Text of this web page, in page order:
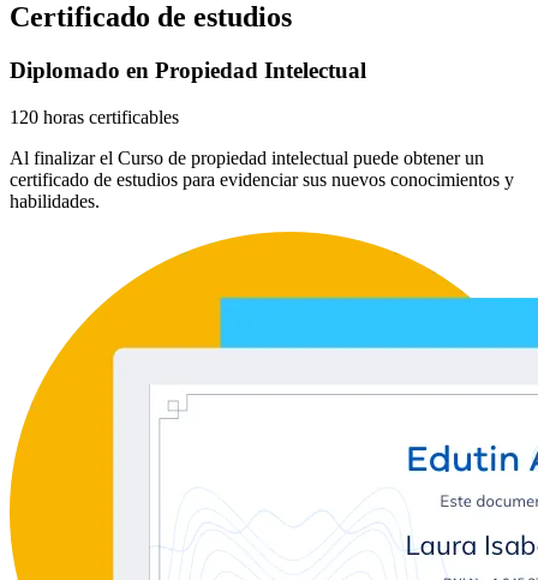
Certificado de estudios
Diplomado en Propiedad Intelectual
120 horas certificables
Al finalizar el Curso de propiedad intelectual puede obtener un
certificado de estudios para evidenciar sus nuevos conocimientos y
habilidades.